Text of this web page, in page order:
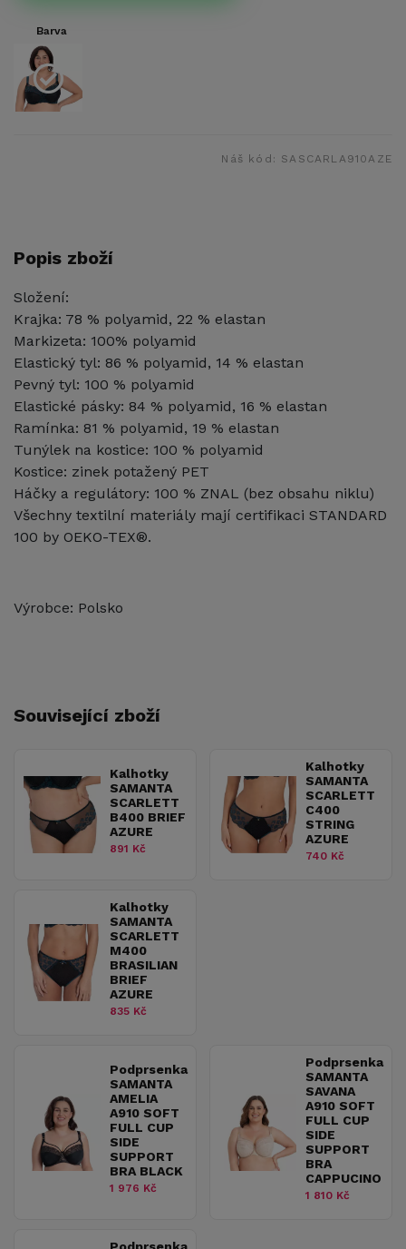
Barva
Náš kód: SASCARLA910AZE
Popis zboží
Složení:
Krajka: 78 % polyamid, 22 % elastan
Markizeta: 100% polyamid
Elastický tyl: 86 % polyamid, 14 % elastan
Pevný tyl: 100 % polyamid
Elastické pásky: 84 % polyamid, 16 % elastan
Ramínka: 81 % polyamid, 19 % elastan
Tunýlek na kostice: 100 % polyamid
Kostice: zinek potažený PET
Háčky a regulátory: 100 % ZNAL (bez obsahu niklu)
Všechny textilní materiály mají certifikaci STANDARD
100 by OEKO-TEX®.
Výrobce: Polsko
Související zboží
Kalhotky
SAMANTA
SCARLETT
B400 BRIEF
AZURE
891 Kč
Kalhotky
SAMANTA
SCARLETT
C400
STRING
AZURE
740 Kč
Kalhotky
SAMANTA
SCARLETT
M400
BRASILIAN
BRIEF
AZURE
835 Kč
Podprsenka
SAMANTA
AMELIA
A910 SOFT
FULL CUP
SIDE
SUPPORT
BRA BLACK
1 976 Kč
Podprsenka
SAMANTA
SAVANA
A910 SOFT
FULL CUP
SIDE
SUPPORT
BRA
CAPPUCINO
1 810 Kč